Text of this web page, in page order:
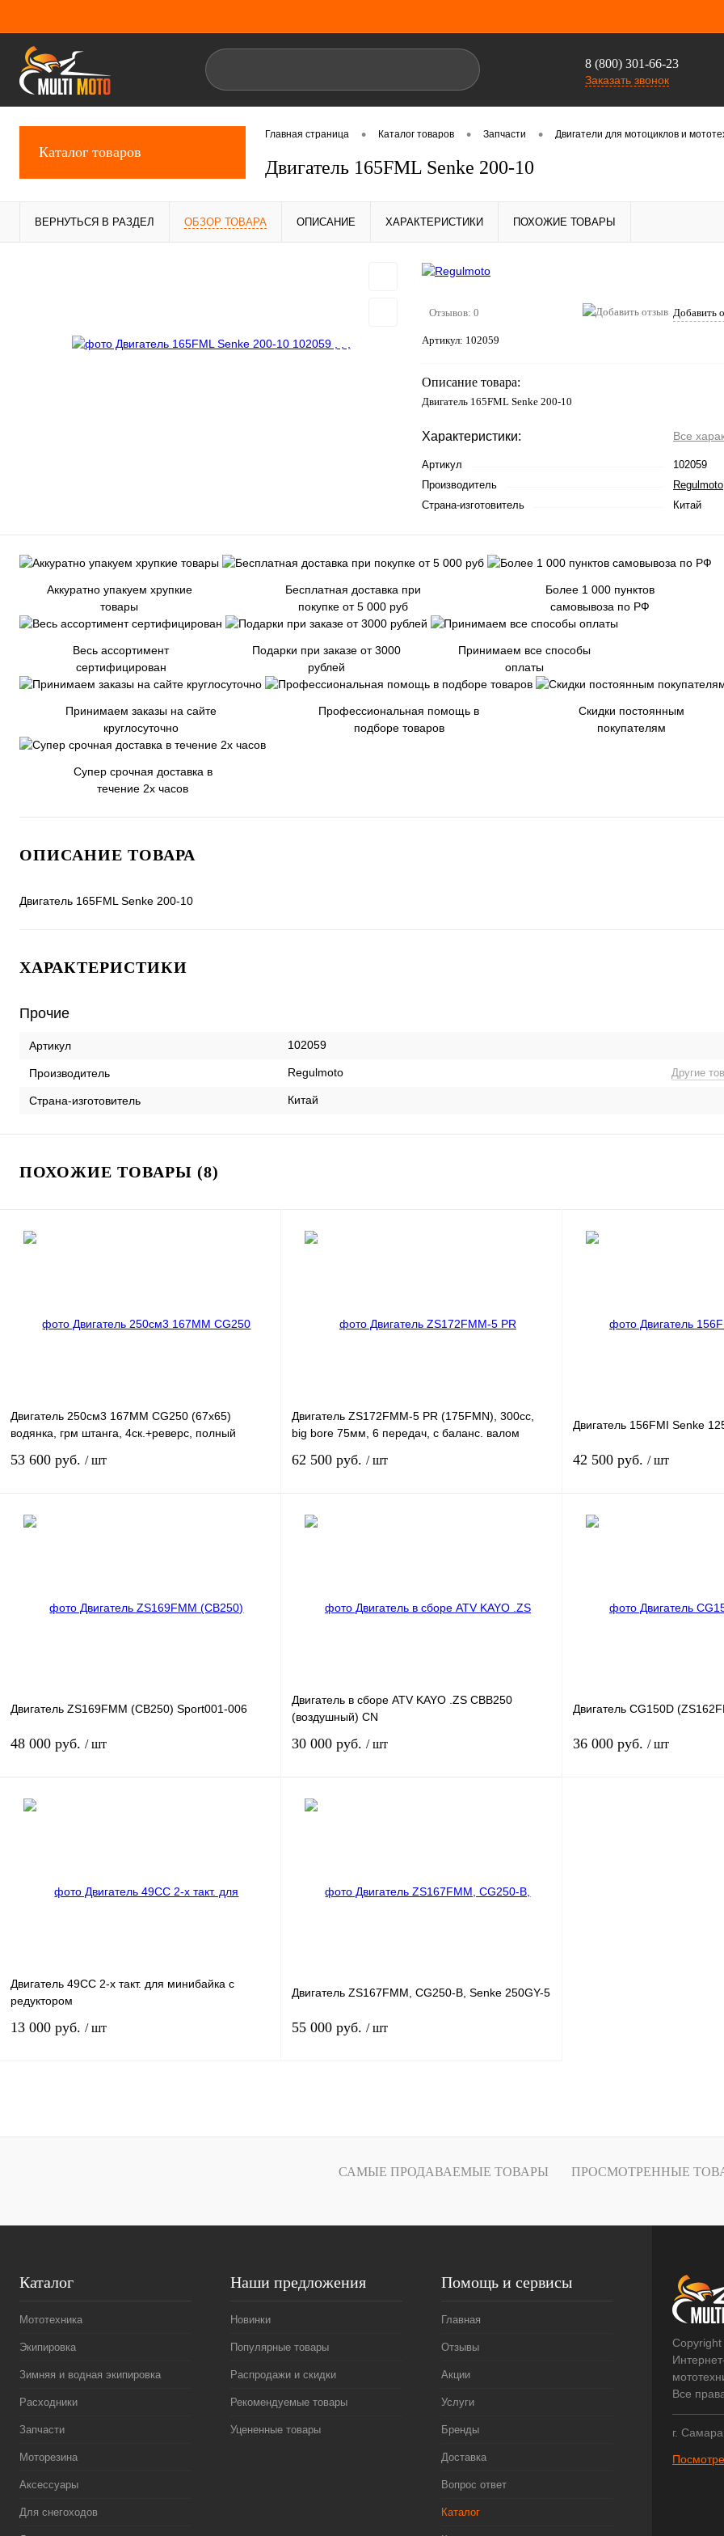
8 (800) 301-66-23
Заказать звонок
Каталог товаров
Главная страница • Каталог товаров • Запчасти • Двигатели для мотоциклов и
Двигатель 165FML Senke 200-10
ВЕРНУТЬСЯ В РАЗДЕЛ ОБЗОР ТОВАРА ОПИСАНИЕ ХАРАКТЕРИСТИКИ ПОХОЖИЕ ТОВАРЫ
Отзывов: 0 Добавить
Артикул: 102059
Описание товара:
Двигатель 165FML Senke 200-10
Характеристики: Все
Артикул
102059
Производитель
Regulmoto
Страна-изготовитель
Китай
Аккуратно упакуем хрупкие
товары
Бесплатная доставка при
покупке от 5 000 руб
Более 1 000 пунктов
самовывоза по РФ
Весь ассортимент
сертифицирован
Подарки при заказе от 3000
рублей
Принимаем все способы
оплаты
Принимаем заказы на сайте
круглосуточно
Профессиональная помощь в
подборе товаров
Скидки постоянным
покупателям
Супер срочная доставка в
течение 2х часов
ОПИСАНИЕ ТОВАРА
Двигатель 165FML Senke 200-10
ХАРАКТЕРИСТИКИ
Прочие
Артикул 102059
Производитель Regulmoto Другие
Страна-изготовитель Китай
ПОХОЖИЕ ТОВАРЫ (8)
Двигатель 250см3 167MM CG250 (67x65)
водянка, грм штанга, 4ск.+реверс, полный
53 600 руб. / шт
Двигатель ZS172FMM-5 PR (175FMN), 300cc,
big bore 75мм, 6 передач, с баланс. валом
62 500 руб. / шт
Двигатель 156FMI Senke
42 500 руб. / шт
Двигатель ZS169FMM (CB250) Sport001-006
48 000 руб. / шт
Двигатель в сборе ATV KAYO .ZS CBB250
(воздушный) CN
30 000 руб. / шт
Двигатель CG150D
36 000 руб. / шт
Двигатель 49СС 2-х такт. для минибайка с
редуктором
13 000 руб. / шт
Купить в 1 клик К сравнению
Двигатель ZS167FMM, CG250-B, Senke 250GY-5
55 000 руб. / шт
Купить в 1 клик К сравнению
САМЫЕ ПРОДАВАЕМЫЕ ТОВАРЫ ПРОСМОТРЕННЫЕ
Каталог
Мототехника
Экипировка
Зимняя и водная экипировка
Расходники
Запчасти
Моторезина
Аксессуары
Для снегоходов
Наши предложения
Новинки
Популярные товары
Распродажи и скидки
Рекомендуемые товары
Уцененные товары
Помощь и сервисы
Главная
Отзывы
Акции
Услуги
Бренды
Доставка
Вопрос ответ
Каталог
Все
г.